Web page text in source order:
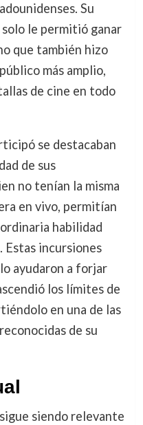
Su
le permitió ganar
que también hizo
más amplio,
de cine en todo
se destacaban
de sus
no tenían la misma
en vivo, permitían
habilidad
Estas incursiones
ayudaron a forjar
los límites de
en una de las
de su
siendo relevante